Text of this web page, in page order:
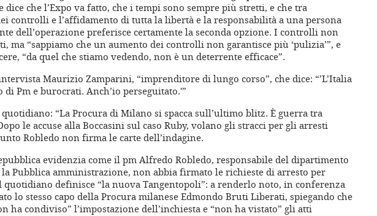
dice che l’Expo va fatto, che i tempi sono sempre più stretti, e che tra
controlli e l’affidamento di tutta la libertà e la responsabilità a una persona
dell’operazione preferisce certamente la seconda opzione. I controlli non
ma “sappiamo che un aumento dei controlli non garantisce più ‘pulizia’”, e
“da quel che stiamo vedendo, non è un deterrente efficace”.
Maurizio Zamparini, “imprenditore di lungo corso”, che dice: “’L’Italia
di Pm e burocrati. Anch’io perseguitato.'”
quotidiano: “La Procura di Milano si spacca sull’ultimo blitz. È guerra tra
le accuse alla Boccasini sul caso Ruby, volano gli stracci per gli arresti
Robledo non firma le carte dell’indagine.
evidenzia come il pm Alfredo Robledo, responsabile del dipartimento
Pubblica amministrazione, non abbia firmato le richieste di arresto per
quotidiano definisce “la nuova Tangentopoli”: a renderlo noto, in conferenza
lo stesso capo della Procura milanese Edmondo Bruti Liberati, spiegando che
ha condiviso” l’impostazione dell’inchiesta e “non ha vistato” gli atti